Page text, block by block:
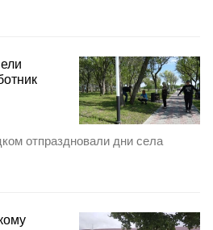
отпраздновали дни села